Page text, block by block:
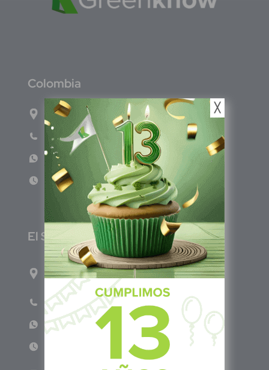
Colombia
Carrera 71G #117-67 INT 3 OFI 701
Teléfono: (601) 522 3869
WhatsApp: +57 317 4651554
Lun - Vie 8:00am - 5:00pm
El Salvador
1ro Cll Pte, y 61 Av Nte, #3206, Local 9, San
Salvador Centro
Teléfono: +503 6986 1402
WhatsApp: +503 7687 3923
Lun - Vie 8:00am - 5:00pm
╳